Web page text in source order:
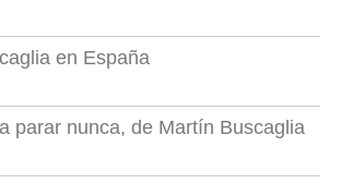
en España
parar nunca, de Martín Buscaglia